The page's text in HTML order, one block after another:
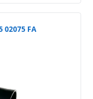
02075 FA